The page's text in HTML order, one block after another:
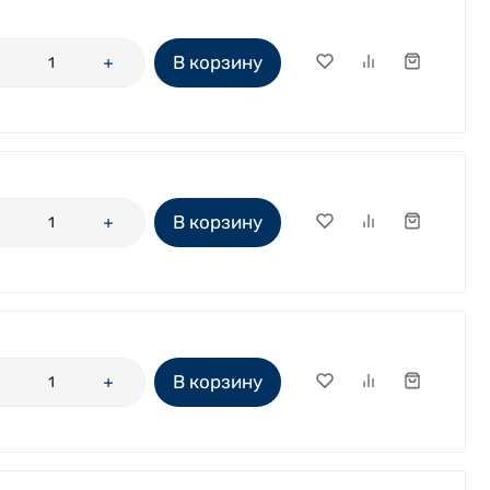
В корзину
В корзину
В корзину